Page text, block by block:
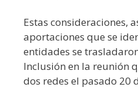
Estas consideraciones,
aportaciones que se
entidades se
Inclusión en la reunión
dos redes el pasado 20